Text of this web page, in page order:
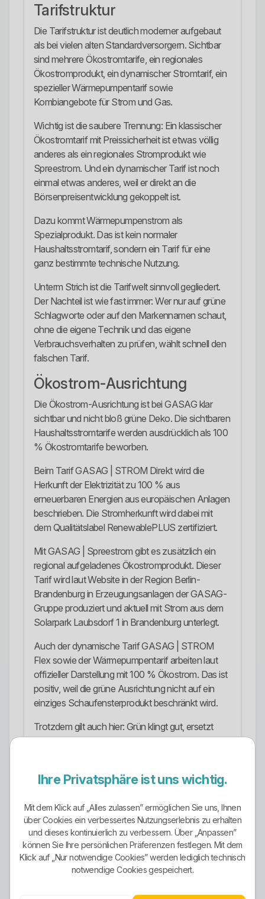
Tarifstruktur
Die Tarifstruktur ist deutlich moderner aufgebaut
als bei vielen alten Standardversorgern. Sichtbar
sind mehrere Ökostromtarife, ein regionales
Ökostromprodukt, ein dynamischer Stromtarif, ein
spezieller Wärmepumpentarif sowie
Kombiangebote für Strom und Gas.
Wichtig ist die saubere Trennung: Ein klassischer
Ökostromtarif mit Preissicherheit ist etwas völlig
anderes als ein regionales Stromprodukt wie
Spreestrom. Und ein dynamischer Tarif ist noch
einmal etwas anderes, weil er direkt an die
Börsenpreisentwicklung gekoppelt ist.
Dazu kommt Wärmepumpenstrom als
Spezialprodukt. Das ist kein normaler
Haushaltsstromtarif, sondern ein Tarif für eine
ganz bestimmte technische Nutzung.
Unterm Strich ist die Tarifwelt sinnvoll gegliedert.
Der Nachteil ist wie fast immer: Wer nur auf grüne
Schlagworte oder auf den Markennamen schaut,
ohne die eigene Technik und das eigene
Verbrauchsverhalten zu prüfen, wählt schnell den
falschen Tarif.
Ökostrom-Ausrichtung
Die Ökostrom-Ausrichtung ist bei GASAG klar
sichtbar und nicht bloß grüne Deko. Die sichtbaren
Haushaltsstromtarife werden ausdrücklich als 100
% Ökostromtarife beworben.
Beim Tarif GASAG | STROM Direkt wird die
Herkunft der Elektrizität zu 100 % aus
erneuerbaren Energien aus europäischen Anlagen
beschrieben. Die Stromherkunft wird dabei mit
dem Qualitätslabel RenewablePLUS zertifiziert.
Mit GASAG | Spreestrom gibt es zusätzlich ein
regional aufgeladenes Ökostromprodukt. Dieser
Tarif wird laut Website in der Region Berlin-
Brandenburg in Erzeugungsanlagen der GASAG-
Gruppe produziert und aktuell mit Strom aus dem
Solarpark Laubsdorf 1 in Brandenburg unterlegt.
Auch der dynamische Tarif GASAG | STROM
Flex sowie der Wärmepumpentarif arbeiten laut
offizieller Darstellung mit 100 % Ökostrom. Das ist
positiv, weil die grüne Ausrichtung nicht auf ein
einziges Schaufensterprodukt beschränkt wird.
Trotzdem gilt auch hier: Grün klingt gut, ersetzt
aber keine Tarifprüfung. Entscheidend bleiben
passt.
Stromangebote
Klassischer Ökostromtarif:GASAG | STROM
Direkt
Regionaler Ökostromtarif:GASAG |
Ihre Privatsphäre ist uns wichtig.
Mit dem Klick auf „Alles zulassen” ermöglichen Sie uns, Ihnen
über Cookies ein verbessertes Nutzungserlebnis zu erhalten
und dieses kontinuierlich zu verbessern. Über „Anpassen”
können Sie Ihre persönlichen Präferenzen festlegen. Mit dem
Klick auf „Nur notwendige Cookies” werden lediglich technisch
notwendige Cookies gespeichert.